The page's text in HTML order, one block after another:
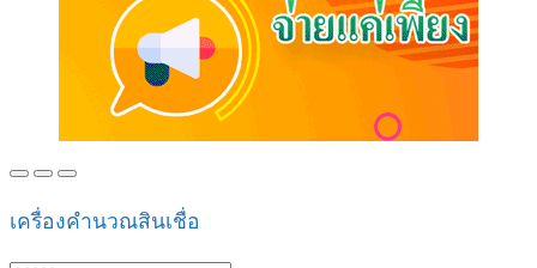
เครื่องคำนวณสินเชื่อ